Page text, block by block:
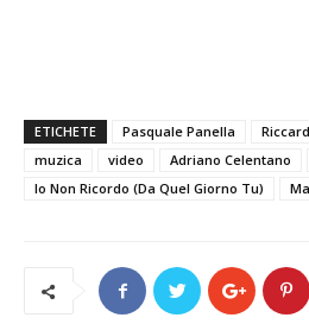
ETICHETE Pasquale Panella
muzica
video Adriano Celentano
Io Non Ricordo (Da Quel Giorno Tu)